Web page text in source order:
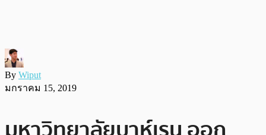
By Wiput
มกราคม 15, 2019